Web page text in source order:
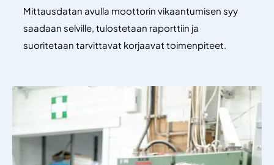
Mittausdatan avulla moottorin vikaantumisen syy
saadaan selville, tulostetaan raporttiin ja
suoritetaan tarvittavat korjaavat toimenpiteet.